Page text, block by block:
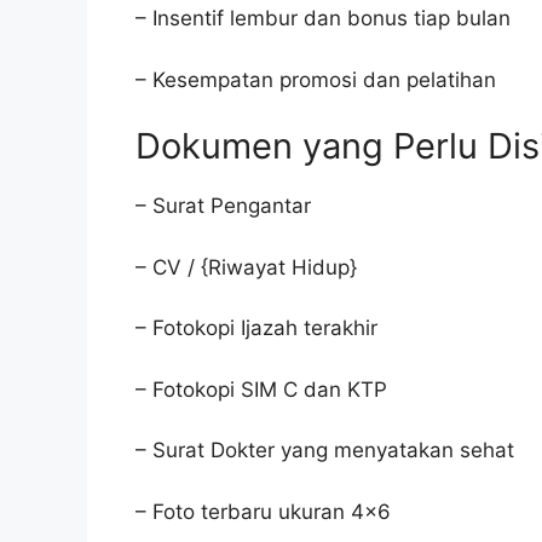
– Insentif lembur dan bonus tiap bulan
– Kesempatan promosi dan pelatihan
Dokumen yang Perlu
– Surat Pengantar
– CV / {Riwayat Hidup}
– Fotokopi Ijazah terakhir
– Fotokopi SIM C dan KTP
– Surat Dokter yang menyatakan sehat
– Foto terbaru ukuran 4×6